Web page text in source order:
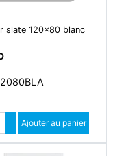
slate 120x80 blanc
Quantité
Augmenter quantité
Diminuer quantité
Ajouter au panier